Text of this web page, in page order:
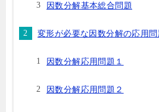
因数分解基本総合問題
変形が必要な因数分解の応用問
因数分解応用問題１
因数分解応用問題２